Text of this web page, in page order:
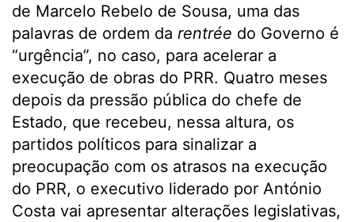
de Marcelo Rebelo de Sousa, uma das
palavras de ordem da rentrée do Governo é
“urgência”, no caso, para acelerar a
execução de obras do PRR. Quatro meses
depois da pressão pública do chefe de
Estado, que recebeu, nessa altura, os
partidos políticos para sinalizar a
preocupação com os atrasos na execução
do PRR, o executivo liderado por António
Costa vai apresentar alterações legislativas,